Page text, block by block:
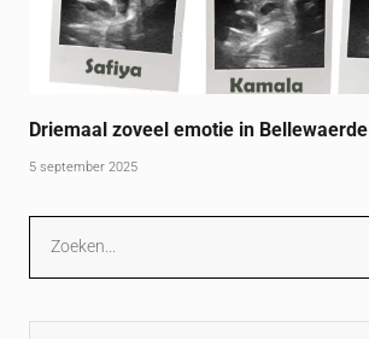
Driemaal zoveel emotie in Bellewaerde
5 september 2025